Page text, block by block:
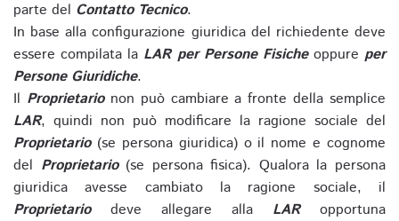
parte del Contatto Tecnico.
In base alla configurazione giuridica del richiedente deve
essere compilata la LAR per Persone Fisicheoppure per
Persone Giuridiche.
Il Proprietarionon può cambiare a fronte della semplice
LAR, quindi non può modificare la ragione sociale del
Proprietario(se persona giuridica) o il nome e cognome
del Proprietario(se persona fisica). Qualora la persona
giuridica avesse cambiato la ragione sociale, il
Proprietariodeve allegare alla LARopportuna